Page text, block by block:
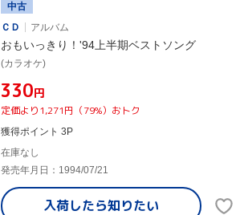
中古
ＣＤ
アルバム
おもいっきり！'94上半期ベストソング
(カラオケ)
¥330円
定価より1,271円（79%）おトク
獲得ポイント 3P
在庫なし
発売年月日：1994/07/21
入荷したら知りたい